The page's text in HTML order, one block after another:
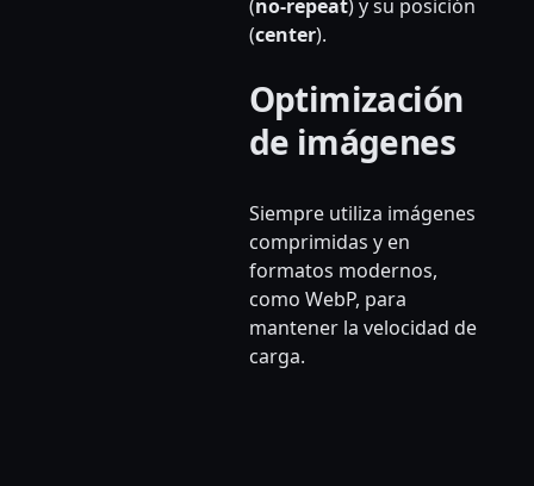
(no-repeat) y su posición
(center).
Optimización
de imágenes
Siempre utiliza imágenes
comprimidas y en
formatos modernos,
como WebP, para
mantener la velocidad de
carga.